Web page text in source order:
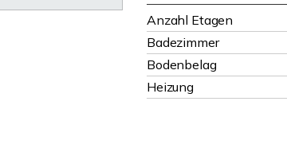
Anzahl Etagen
Badezimmer
Bodenbelag
Heizung